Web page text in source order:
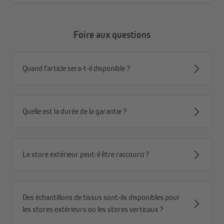
Foire aux questions
Quand l'article sera-t-il disponible ?
Quelle est la durée de la garantie ?
Le store extérieur peut-il être raccourci ?
Des échantillons de tissus sont-ils disponibles pour
les stores extérieurs ou les stores verticaux ?